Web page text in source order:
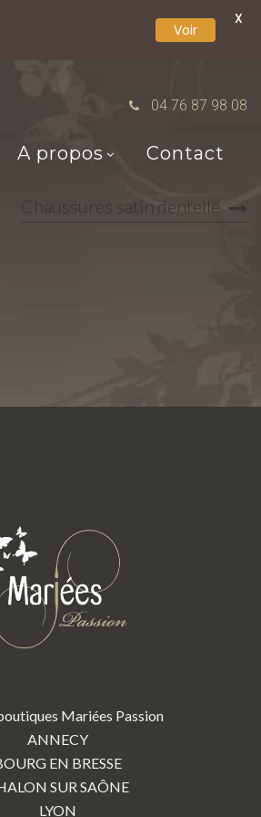
04 76 87 98 08
A propos Contact
Chaussures satin dentelle
Mariées Passion
ANNECY
EN BRESSE
SUR SAÔNE
LYON
Voir
X